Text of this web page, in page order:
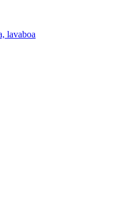
lavaboa